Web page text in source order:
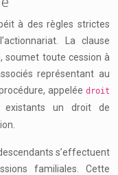
à des règles strictes
La clause
soumet toute cession à
représentant au
appelée droit
un droit de
s’effectuent
familiales. Cette